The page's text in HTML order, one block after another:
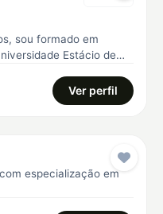
sou formado em
Estácio de
Ver perfil
especialização em